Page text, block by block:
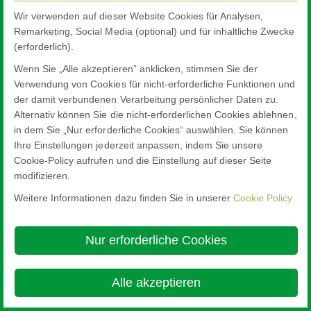
Wir verwenden auf dieser Website Cookies für Analysen,
Remarketing, Social Media (optional) und für inhaltliche Zwecke
(erforderlich).
Wenn Sie „Alle akzeptieren” anklicken, stimmen Sie der
Verwendung von Cookies für nicht-erforderliche Funktionen und
der damit verbundenen Verarbeitung persönlicher Daten zu.
Alternativ können Sie die nicht-erforderlichen Cookies ablehnen,
in dem Sie „Nur erforderliche Cookies“ auswählen. Sie können
Ihre Einstellungen jederzeit anpassen, indem Sie unsere
Cookie-Policy aufrufen und die Einstellung auf dieser Seite
modifizieren.
Weitere Informationen dazu finden Sie in unserer Cookie Policy
Nur erforderliche Cookies
Alle akzeptieren